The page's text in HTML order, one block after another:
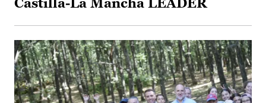
Castilla-La Mancha LEADER